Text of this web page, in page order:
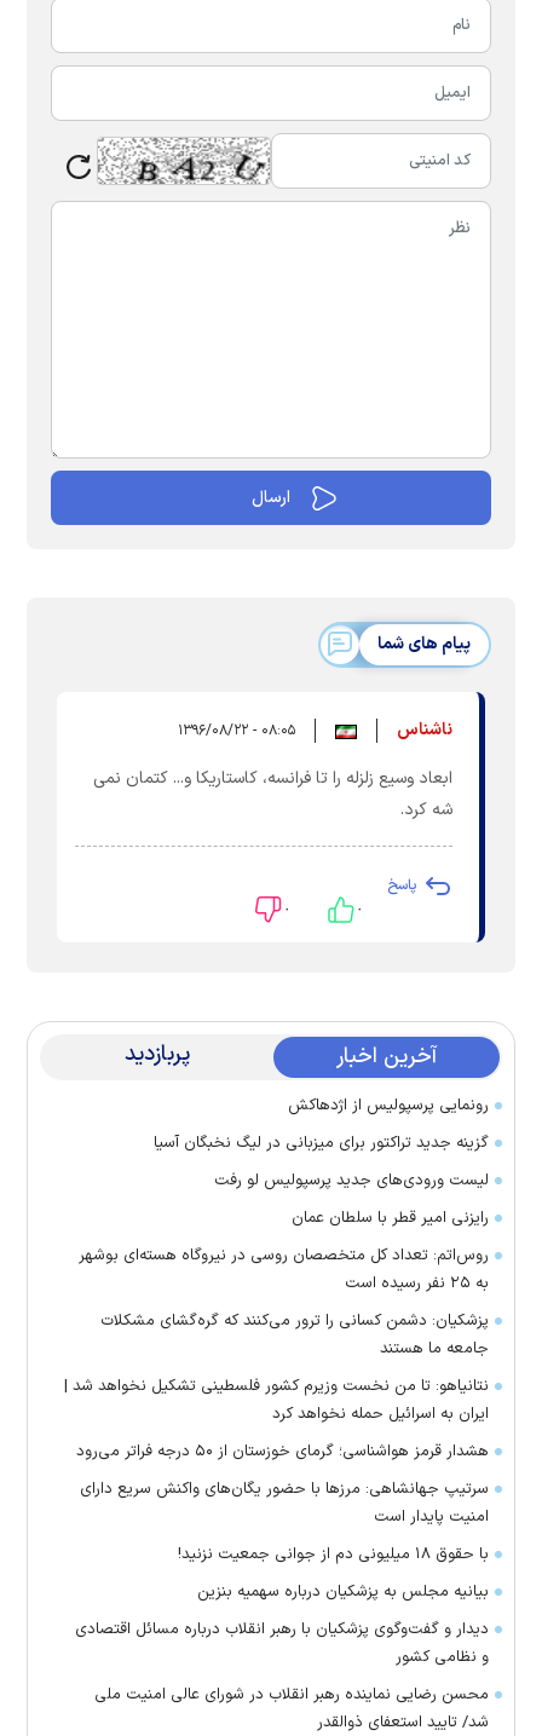
پیام های شما
ناشناس ۰۸:۰۵ - ۱۳۹۶/۰۸/۲۲
ابعاد وسیع زلزله را تا فرانسه، کاستاریکا و... کتمان نمی
شه کرد.
پاسخ
۰ ۰
آخرین اخبار پربازدید
رونمایی پرسپولیس از اژدهاکش
گزینه جدید تراکتور برای میزبانی در لیگ نخبگان آسیا
لیست ورودی‌های جدید پرسپولیس لو رفت
رایزنی امیر قطر با سلطان عمان
روس‌اتم: تعداد کل متخصصان روسی در نیروگاه هسته‌ای بوشهر
به ۲۵ نفر رسیده است
پزشکیان: دشمن کسانی را ترور می‌کنند که گره‌گشای مشکلات
جامعه ما هستند
نتانیاهو: تا من نخست وزیرم کشور فلسطینی تشکیل نخواهد شد |
ایران به اسرائیل حمله نخواهد کرد
هشدار قرمز هواشناسی؛ گرمای خوزستان از ۵۰ درجه فراتر می‌رود
سرتیپ جهانشاهی: مرز‌ها با حضور یگان‌های واکنش سریع دارای
امنیت پایدار است
با حقوق ۱۸ میلیونی دم از جوانی جمعیت نزنید!
بیانیه مجلس به پزشکیان درباره سهمیه بنزین
دیدار و گفت‌وگوی پزشکیان با رهبر انقلاب درباره مسائل اقتصادی
و نظامی کشور
محسن رضایی نماینده رهبر انقلاب در شورای عالی امنیت ملی
شد/ تایید استعفای ذوالقدر